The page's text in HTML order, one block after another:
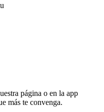
página o en la app
más te convenga.